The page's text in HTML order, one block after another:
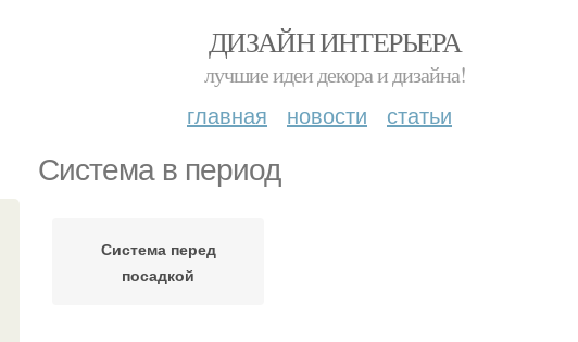
ДИЗАЙН ИНТЕРЬЕРА
лучшие идеи декора и дизайна!
главная новости статьи
Система в период
Система перед
посадкой